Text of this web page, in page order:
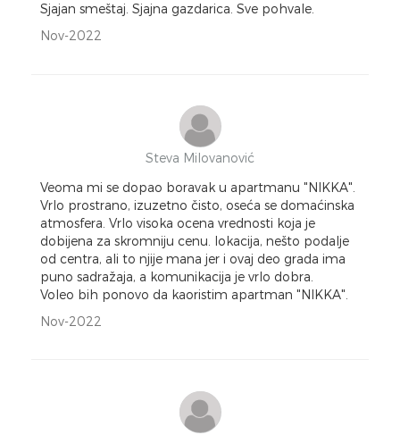
Sjajan smeštaj. Sjajna gazdarica. Sve pohvale.
Nov-2022
Steva Milovanović
Veoma mi se dopao boravak u apartmanu "NIKKA".
Vrlo prostrano, izuzetno čisto, oseća se domaćinska
atmosfera. Vrlo visoka ocena vrednosti koja je
dobijena za skromniju cenu. lokacija, nešto podalje
od centra, ali to njije mana jer i ovaj deo grada ima
puno sadražaja, a komunikacija je vrlo dobra.
Voleo bih ponovo da kaoristim apartman "NIKKA".
Nov-2022